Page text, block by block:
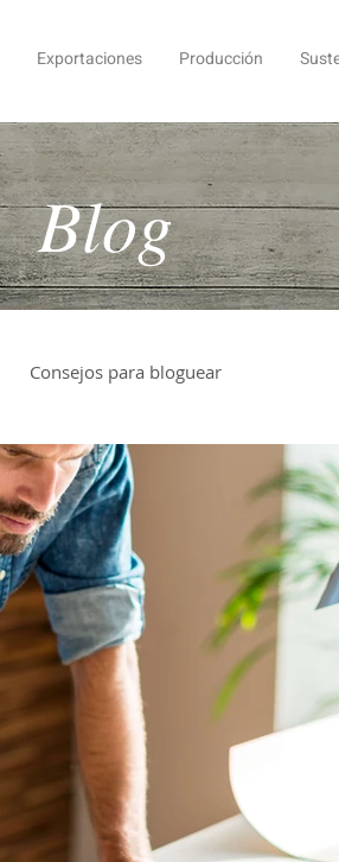
Exportaciones Producción
Blog
Consejos para bloguear